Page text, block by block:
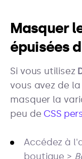
Masquer
épuisées
Si vous utilisez
vous avez de
masquer la
peu de CSS
Accédez à
boutique >